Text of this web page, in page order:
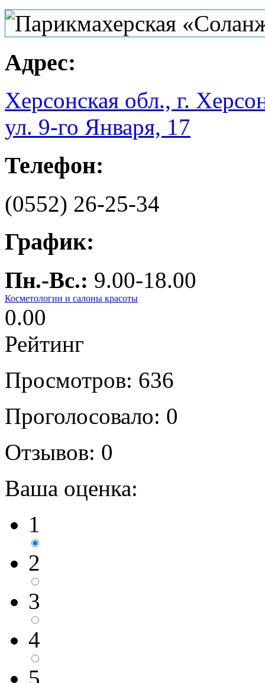
Адрес:
Херсонская обл., г.
ул. 9-го Января, 17
Телефон:
(0552) 26-25-34
График:
Пн.-Вс.: 9.00-18.00
Косметологии и салоны красоты
0.00
Рейтинг
Просмотров: 636
Проголосовало: 0
Отзывов: 0
Ваша оценка:
1
2
3
4